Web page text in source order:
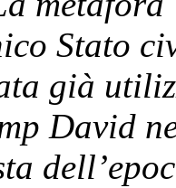
Stato
già
David